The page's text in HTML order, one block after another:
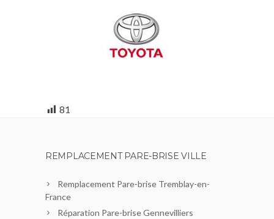
81
REMPLACEMENT PARE-BRISE VILLE
Remplacement Pare-brise Tremblay-en-
France
Réparation Pare-brise Gennevilliers